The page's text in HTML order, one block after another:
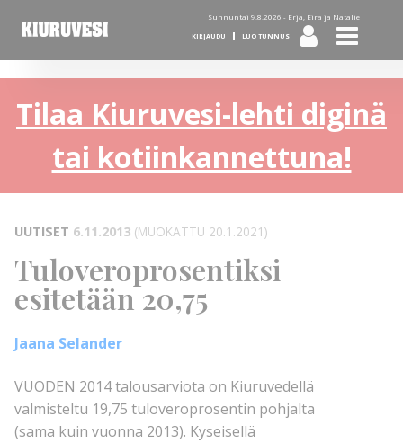
Sunnuntai 9.8.2026 - Erja, Eira ja Natalie
KIRJAUDU LUO TUNNUS
Tilaa Kiuruvesi-lehti diginä
tai kotiinkannettuna!
UUTISET 6.11.2013 (MUOKATTU 20.1.2021)
Tuloveroprosentiksi
esitetään 20,75
Jaana Selander
VUODEN 2014 talousarviota on Kiuruvedellä
valmisteltu 19,75 tuloveroprosentin pohjalta
(sama kuin vuonna 2013). Kyseisellä